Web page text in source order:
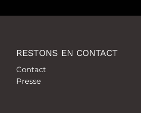
RESTONS EN CONTACT
Contact
Presse